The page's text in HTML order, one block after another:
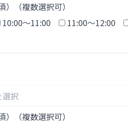
）（複数選択可）
10:00～11:00 11:00～12:00
）（複数選択可）